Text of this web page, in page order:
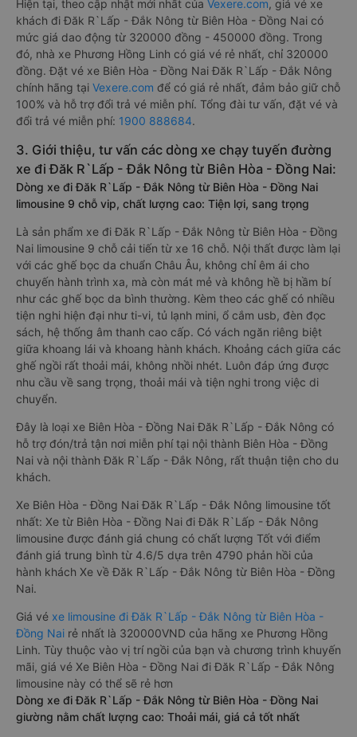
Hiện tại, theo cập nhật mới nhất của Vexere.com, giá vé xe
khách đi Đăk R`Lấp - Đắk Nông từ Biên Hòa - Đồng Nai có
mức giá dao động từ 320000 đồng - 450000 đồng. Trong
đó, nhà xe Phương Hồng Linh có giá vé rẻ nhất, chỉ 320000
đồng. Đặt vé xe Biên Hòa - Đồng Nai Đăk R`Lấp - Đắk Nông
chính hãng tại Vexere.com để có giá rẻ nhất, đảm bảo giữ chỗ
100% và hỗ trợ đổi trả vé miễn phí. Tổng đài tư vấn, đặt vé và
đổi trả vé miễn phí: 1900 888684.
3. Giới thiệu, tư vấn các dòng xe chạy tuyến đường
xe đi Đăk R`Lấp - Đắk Nông từ Biên Hòa - Đồng Nai:
Dòng xe đi Đăk R`Lấp - Đắk Nông từ Biên Hòa - Đồng Nai
limousine 9 chỗ vip, chất lượng cao: Tiện lợi, sang trọng
Là sản phẩm xe đi Đăk R`Lấp - Đắk Nông từ Biên Hòa - Đồng
Nai limousine 9 chỗ cải tiến từ xe 16 chỗ. Nội thất được làm lại
với các ghế bọc da chuẩn Châu Âu, không chỉ êm ái cho
chuyến hành trình xa, mà còn mát mẻ và không hề bị hầm bí
như các ghế bọc da bình thường. Kèm theo các ghế có nhiều
tiện nghi hiện đại như ti-vi, tủ lạnh mini, ổ cắm usb, đèn đọc
sách, hệ thống âm thanh cao cấp. Có vách ngăn riêng biệt
giữa khoang lái và khoang hành khách. Khoảng cách giữa các
ghế ngồi rất thoải mái, không nhồi nhét. Luôn đáp ứng được
nhu cầu về sang trọng, thoải mái và tiện nghi trong việc di
chuyển.
Đây là loại xe Biên Hòa - Đồng Nai Đăk R`Lấp - Đắk Nông có
hỗ trợ đón/trả tận nơi miễn phí tại nội thành Biên Hòa - Đồng
Nai và nội thành Đăk R`Lấp - Đắk Nông, rất thuận tiện cho du
khách.
Xe Biên Hòa - Đồng Nai Đăk R`Lấp - Đắk Nông limousine tốt
nhất: Xe từ Biên Hòa - Đồng Nai đi Đăk R`Lấp - Đắk Nông
limousine được đánh giá chung có chất lượng Tốt với điểm
đánh giá trung bình từ 4.6/5 dựa trên 4790 phản hồi của
hành khách Xe về Đăk R`Lấp - Đắk Nông từ Biên Hòa - Đồng
Nai.
Giá vé xe limousine đi Đăk R`Lấp - Đắk Nông từ Biên Hòa -
Đồng Nai rẻ nhất là 320000VND của hãng xe Phương Hồng
Linh. Tùy thuộc vào vị trí ngồi của bạn và chương trình khuyến
mãi, giá vé Xe Biên Hòa - Đồng Nai đi Đăk R`Lấp - Đắk Nông
limousine này có thể sẽ rẻ hơn
Dòng xe đi Đăk R`Lấp - Đắk Nông từ Biên Hòa - Đồng Nai
giường nằm chất lượng cao: Thoải mái, giá cả tốt nhất